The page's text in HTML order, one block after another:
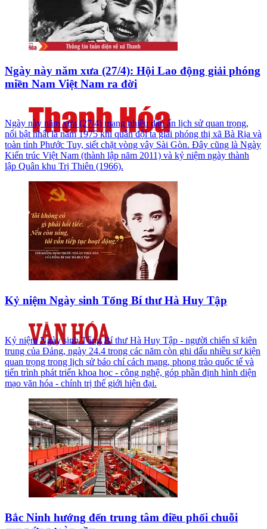
Ngày này năm xưa (27/4): Hội Lao động giải phóng
miền Nam Việt Nam ra đời
Ngày này năm xưa (27/4) mang nhiều dấu ấn lịch sử quan trọng,
nổi bật nhất là năm 1975 khi quân đội ta giải phóng thị xã Bà Rịa và
toàn tỉnh Phước Tuy, siết chặt vòng vây Sài Gòn. Đây cũng là Ngày
Kiến trúc Việt Nam (thành lập năm 2011) và kỷ niệm ngày thành
lập Quân khu Trị Thiên (1966).
Kỷ niệm Ngày sinh Tổng Bí thư Hà Huy Tập
Kỷ niệm Ngày sinh Tổng Bí thư Hà Huy Tập - người chiến sĩ kiên
trung của Đảng, ngày 24.4 trong các năm còn ghi dấu nhiều sự kiện
quan trọng trong lịch sử báo chí cách mạng, phong trào quốc tế và
tiến trình phát triển khoa học - công nghệ, góp phần định hình diện
mạo văn hóa - chính trị thế giới hiện đại.
Bắc Ninh hướng đến trung tâm điều phối chuỗi